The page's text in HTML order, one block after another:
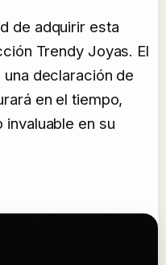
de adquirir esta
Trendy Joyas. El
declaración de
en el tiempo,
en su